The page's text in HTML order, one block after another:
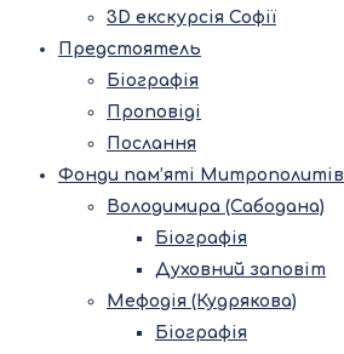
3D екскурсія Софії
Предстоятель
Біографія
Проповіді
Послання
Фонди пам’яті Митрополитів
Володимира (Сабодана)
Біографія
Духовний заповіт
Мефодія (Кудрякова)
Біографія